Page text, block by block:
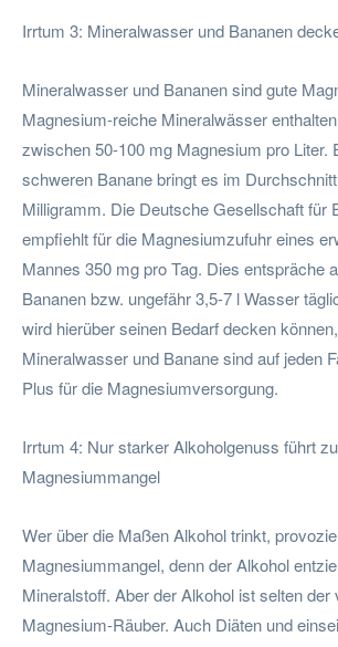
Irrtum 3: Mineralwasser und Bananen
Mineralwasser und Bananen sind gute
Magnesium-reiche Mineralwässer
zwischen 50-100 mg Magnesium pro Liter.
schweren Banane bringt es im
Milligramm. Die Deutsche Gesellschaft für
empfiehlt für die Magnesiumzufuhr eines
Mannes 350 mg pro Tag. Dies entspräche
Bananen bzw. ungefähr 3,5-7 l Wasser
wird hierüber seinen Bedarf decken
Mineralwasser und Banane sind auf jeden
Plus für die Magnesiumversorgung.
Irrtum 4: Nur starker Alkoholgenuss führt zu
Magnesiummangel
Wer über die Maßen Alkohol trinkt,
Magnesiummangel, denn der Alkohol
Mineralstoff. Aber der Alkohol ist selten der
Magnesium-Räuber. Auch Diäten und